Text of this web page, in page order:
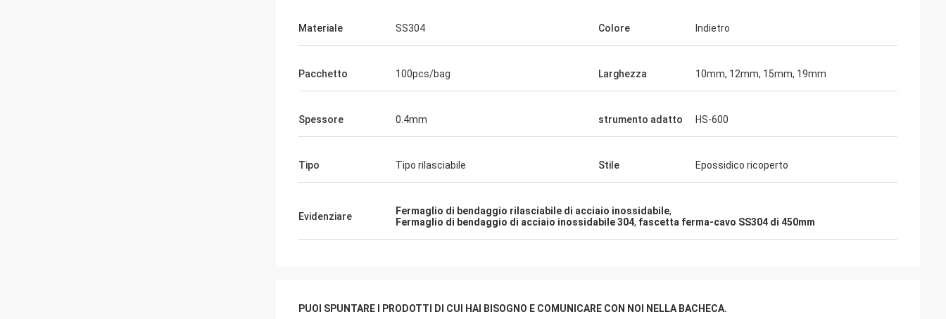
Materiale SS304 Colore Indietro
Pacchetto 100pcs/bag Larghezza 10mm, 12mm, 15mm, 19mm
Spessore 0.4mm strumento adatto HS-600
Tipo Tipo rilasciabile Stile Epossidico ricoperto
Evidenziare Fermaglio di bendaggio rilasciabile di acciaio inossidabile,
Fermaglio di bendaggio di acciaio inossidabile 304, fascetta ferma-cavo SS304 di 450mm
PUOI SPUNTARE I PRODOTTI DI CUI HAI BISOGNO E COMUNICARE CON NOI NELLA BACHECA.